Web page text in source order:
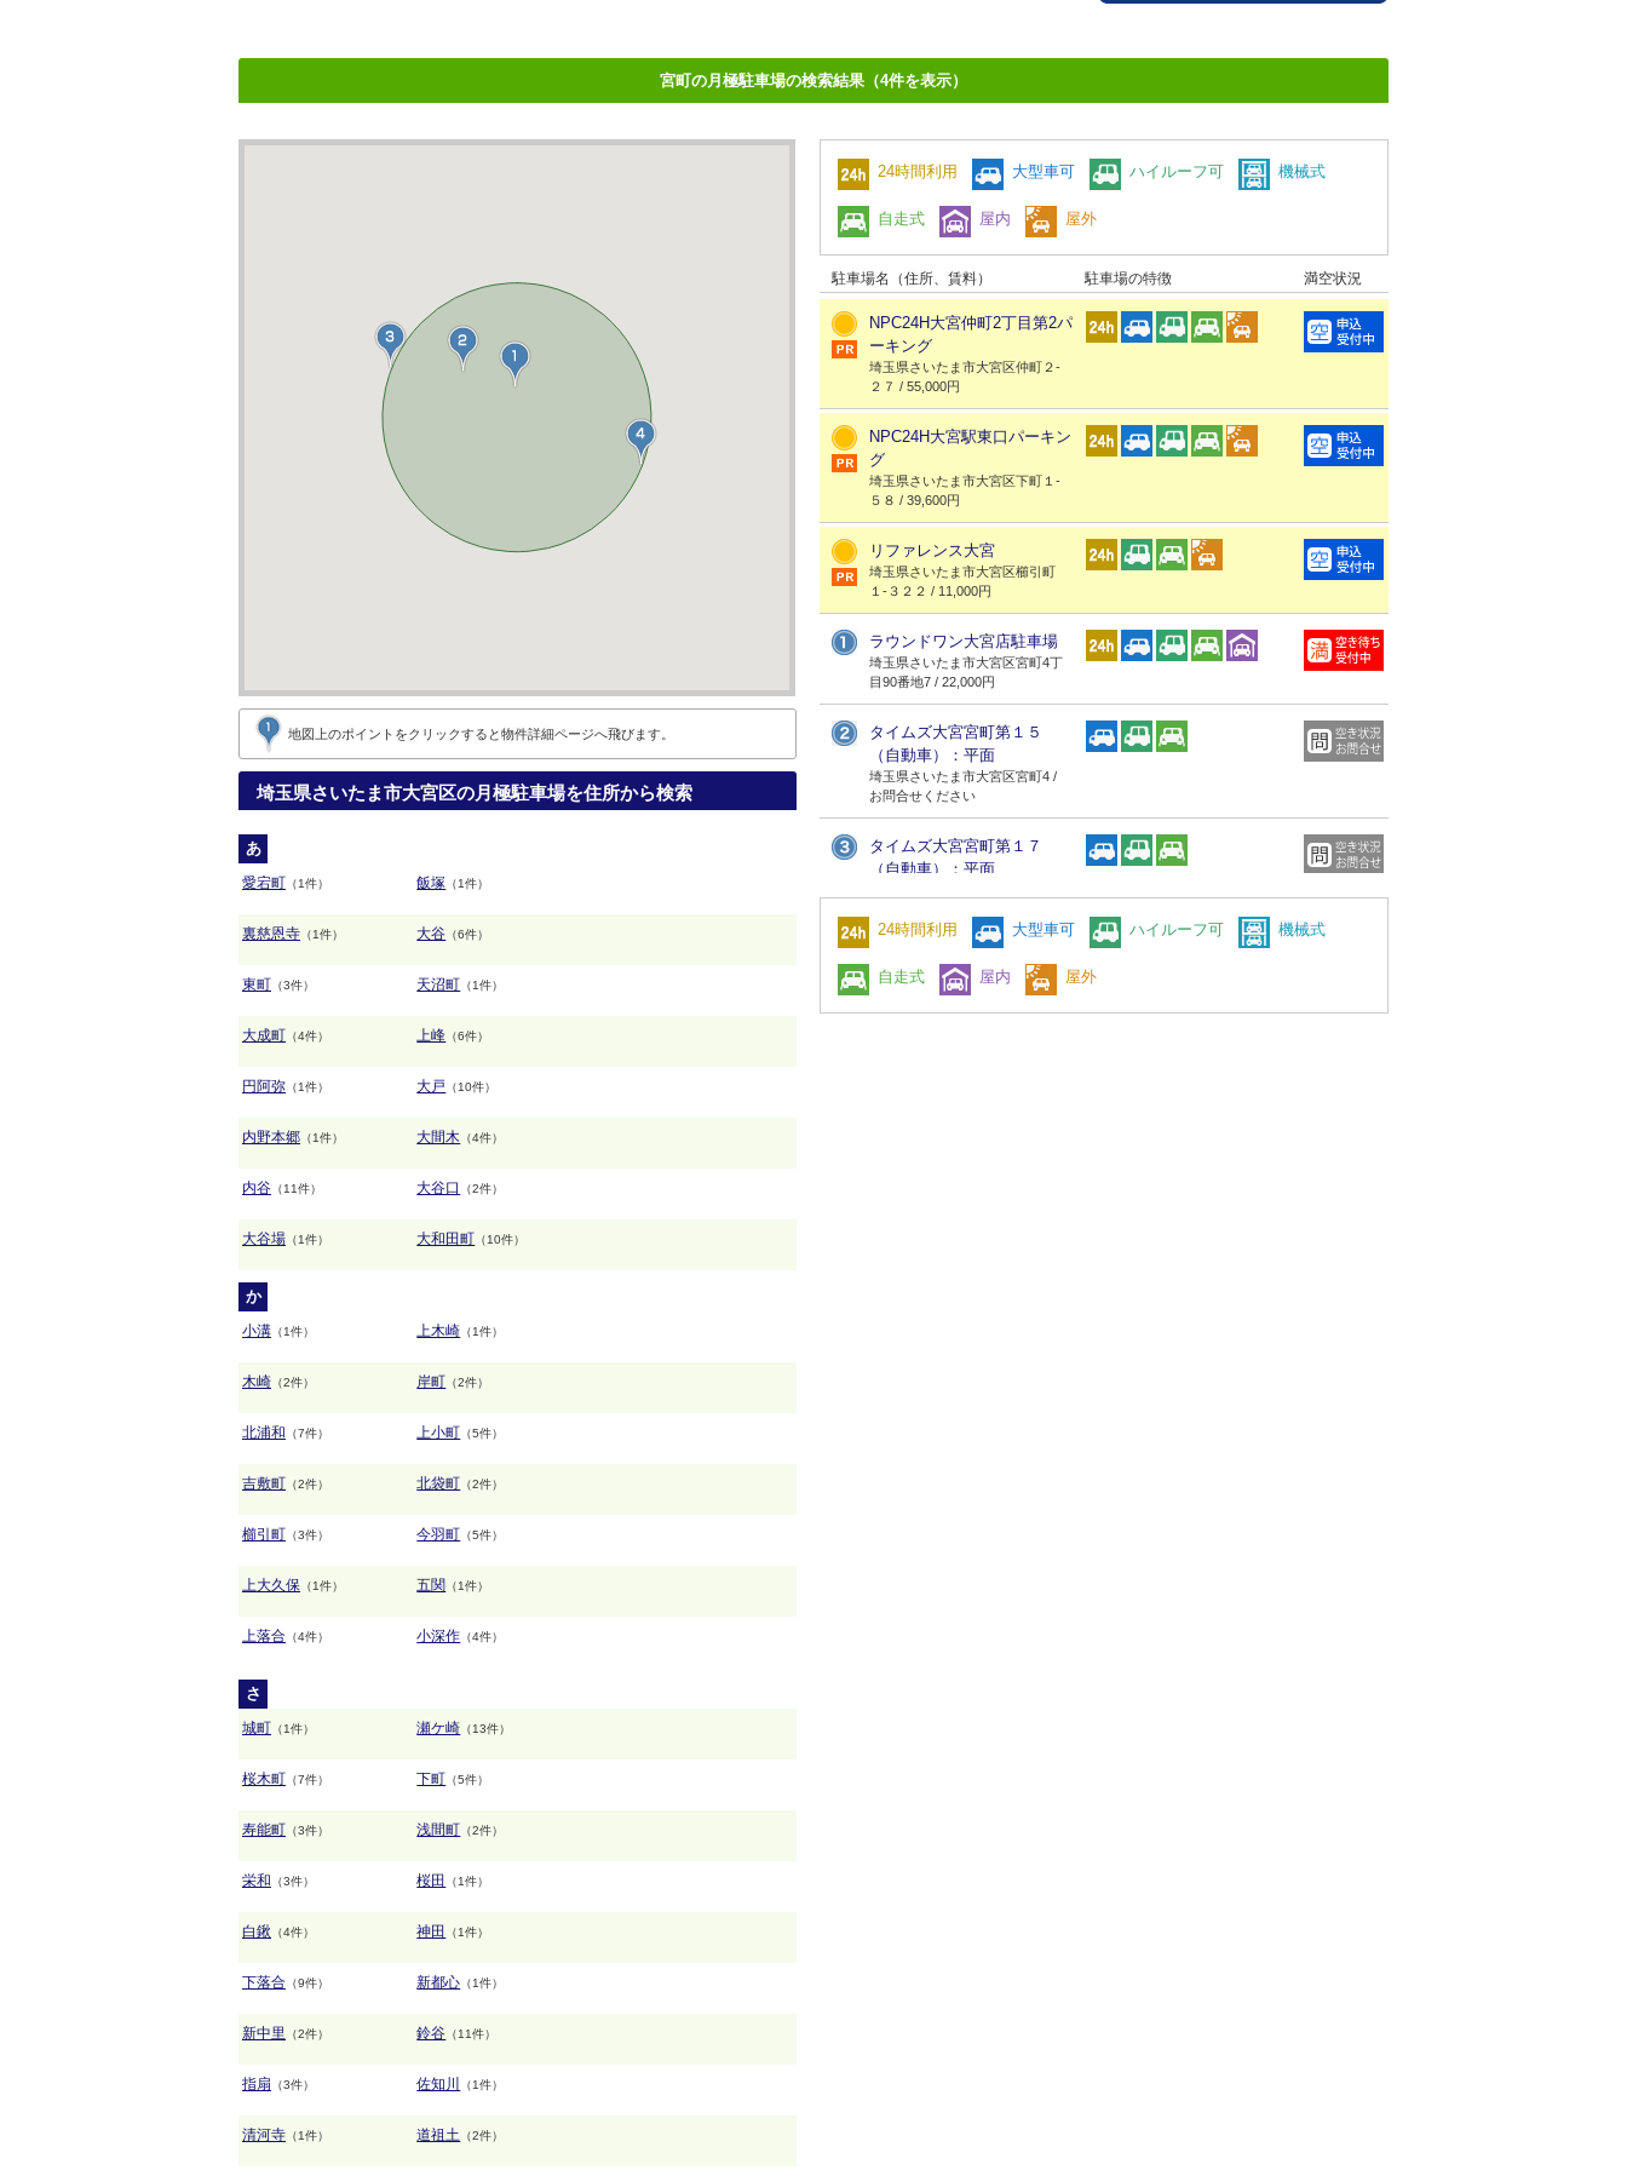
宮町の月極駐車場の検索結果（4件を表示）
地図上のポイントをクリックすると物件詳細ページへ飛びます。
埼玉県さいたま市大宮区の月極駐車場を住所から検索
あ
愛宕町 （1件） 飯塚 （1件）
裏慈恩寺 （1件） 大谷 （6件）
東町 （3件） 天沼町 （1件）
大成町 （4件） 上峰 （6件）
円阿弥 （1件） 大戸 （10件）
内野本郷 （1件） 大間木 （4件）
内谷 （11件） 大谷口 （2件）
大谷場 （1件） 大和田町 （10件）
か
小溝 （1件） 上木崎 （1件）
木崎 （2件） 岸町 （2件）
北浦和 （7件） 上小町 （5件）
吉敷町 （2件） 北袋町 （2件）
櫛引町 （3件） 今羽町 （5件）
上大久保 （1件） 五関 （1件）
上落合 （4件） 小深作 （4件）
さ
城町 （1件） 瀬ケ崎 （13件）
桜木町 （7件） 下町 （5件）
寿能町 （3件） 浅間町 （2件）
栄和 （3件） 桜田 （1件）
白鍬 （4件） 神田 （1件）
下落合 （9件） 新都心 （1件）
新中里 （2件） 鈴谷 （11件）
指扇 （3件） 佐知川 （1件）
清河寺 （1件） 道祖土 （2件）
24時間利用 大型車可 ハイルーフ可 機械式
自走式 屋内 屋外
駐車場名（住所、賃料） 駐車場の特徴 満空状況
NPC24H大宮仲町2丁目第2パ
ーキング
埼玉県さいたま市大宮区仲町２-
２７ / 55,000円
NPC24H大宮駅東口パーキン
グ
埼玉県さいたま市大宮区下町１-
５８ / 39,600円
リファレンス大宮
埼玉県さいたま市大宮区櫛引町
１-３２２ / 11,000円
ラウンドワン大宮店駐車場
埼玉県さいたま市大宮区宮町4丁
目90番地7 / 22,000円
タイムズ大宮宮町第１５
（自動車）：平面
埼玉県さいたま市大宮区宮町4 /
お問合せください
タイムズ大宮宮町第１７
（自動車）：平面
宮町2－96駐車場
埼玉県さいたま市大宮区宮町2－
96 / 32,670円
24時間利用 大型車可 ハイルーフ可 機械式
自走式 屋内 屋外